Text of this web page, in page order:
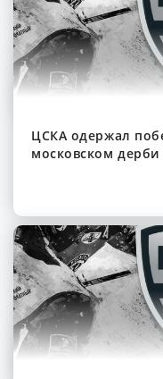
ЦСКА одержал
московском дерби